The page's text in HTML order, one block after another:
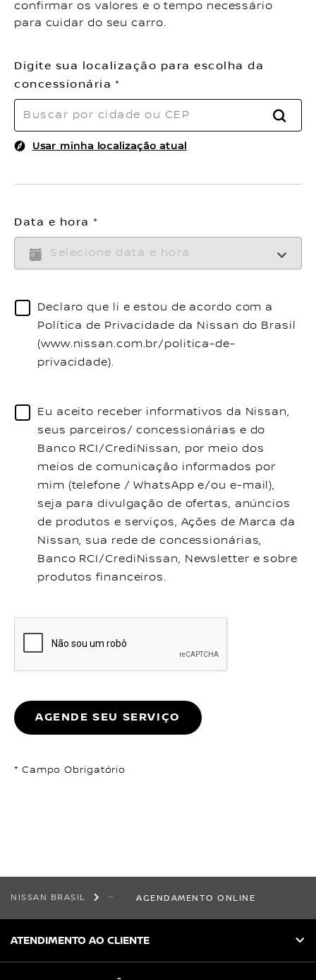
confirmar os valores e o tempo necessário
para cuidar do seu carro.
Digite sua localização para escolha da
concessionária
Usar minha localização atual
Data e hora
Declaro que li e estou de acordo com a
Política de Privacidade da Nissan do Brasil
(www.nissan.com.br/politica-de-
privacidade).
Eu aceito receber informativos da Nissan,
seus parceiros/ concessionárias e do
Banco RCI/CrediNissan, por meio dos
meios de comunicação informados por
mim (telefone / WhatsApp e/ou e-mail),
seja para divulgação de ofertas, anúncios
de produtos e serviços, Ações de Marca da
Nissan, sua rede de concessionárias,
Banco RCI/CrediNissan, Newsletter e sobre
produtos financeiros.
AGENDE SEU SERVIÇO
* Campo Obrigatório
NISSAN BRASIL AGENDAMENTO ONLINE
ATENDIMENTO AO CLIENTE